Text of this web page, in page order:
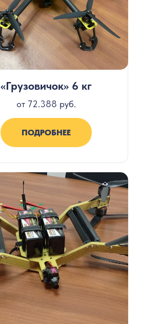
«Грузовичок» 6 кг
от 72.388 руб.
ПОДРОБНЕЕ